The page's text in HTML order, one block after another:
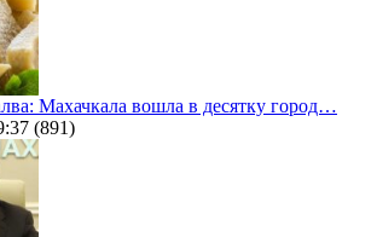
Махачкала вошла в десятку город…
(891)